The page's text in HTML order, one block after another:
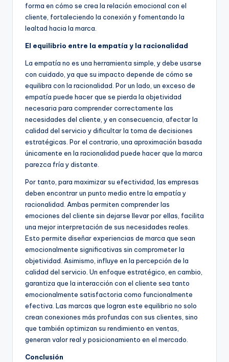
forma en cómo se crea la relación emocional con el
cliente, fortaleciendo la conexión y fomentando la
lealtad hacia la marca.
El equilibrio entre la empatía y la racionalidad
La empatía no es una herramienta simple, y debe usarse
con cuidado, ya que su impacto depende de cómo se
equilibra con la racionalidad. Por un lado, un exceso de
empatía puede hacer que se pierda la objetividad
necesaria para comprender correctamente las
necesidades del cliente, y en consecuencia, afectar la
calidad del servicio y dificultar la toma de decisiones
estratégicas. Por el contrario, una aproximación basada
únicamente en la racionalidad puede hacer que la marca
parezca fría y distante.
Por tanto, para maximizar su efectividad, las empresas
deben encontrar un punto medio entre la empatía y
racionalidad. Ambas permiten comprender las
emociones del cliente sin dejarse llevar por ellas, facilita
una mejor interpretación de sus necesidades reales.
Esto permite diseñar experiencias de marca que sean
emocionalmente significativas sin comprometer la
objetividad. Asimismo, influye en la percepción de la
calidad del servicio. Un enfoque estratégico, en cambio,
garantiza que la interacción con el cliente sea tanto
emocionalmente satisfactoria como funcionalmente
efectiva. Las marcas que logran este equilibrio no solo
crean conexiones más profundas con sus clientes, sino
que también optimizan su rendimiento en ventas,
generan valor real y posicionamiento en el mercado.
Conclusión